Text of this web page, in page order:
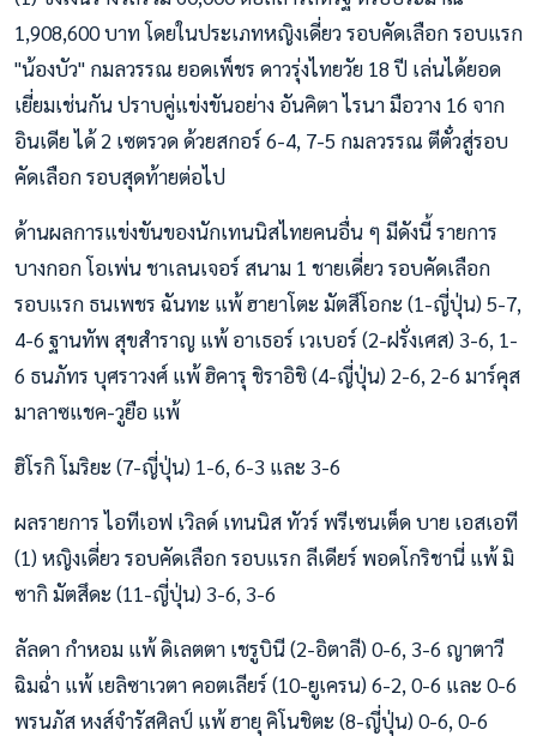
1,908,600 บาท โดยในประเภทหญิงเดี่ยว รอบคัดเลือก รอบแรก
"น้องบัว" กมลวรรณ ยอดเพ็ชร ดาวรุ่งไทยวัย 18 ปี เล่นได้ยอด
เยี่ยมเช่นกัน ปราบคู่แข่งขันอย่าง อันคิตา ไรนา มือวาง 16 จาก
อินเดีย ได้ 2 เซตรวด ด้วยสกอร์ 6-4, 7-5 กมลวรรณ ตีตั๋วสู่รอบ
คัดเลือก รอบสุดท้ายต่อไป
ด้านผลการแข่งขันของนักเทนนิสไทยคนอื่น ๆ มีดังนี้ รายการ
บางกอก โอเพ่น ชาเลนเจอร์ สนาม 1 ชายเดี่ยว รอบคัดเลือก
รอบแรก ธนเพชร ฉันทะ แพ้ ฮายาโตะ มัตสึโอกะ (1-ญี่ปุ่น) 5-7,
4-6 ฐานทัพ สุขสำราญ แพ้ อาเธอร์ เวเบอร์ (2-ฝรั่งเศส) 3-6, 1-
6 ธนภัทร บุศราวงศ์ แพ้ ฮิคารุ ชิราอิชิ (4-ญี่ปุ่น) 2-6, 2-6 มาร์คุส
มาลาซแชค-วูยือ แพ้
ฮิโรกิ โมริยะ (7-ญี่ปุ่น) 1-6, 6-3 และ 3-6
ผลรายการ ไอทีเอฟ เวิลด์ เทนนิส ทัวร์ พรีเซนเต็ด บาย เอสเอที
(1) หญิงเดี่ยว รอบคัดเลือก รอบแรก ลีเดียร์ พอดโกริชานี่ แพ้ มิ
ซากิ มัตสึดะ (11-ญี่ปุ่น) 3-6, 3-6
ลัลดา กำหอม แพ้ ดิเลตตา เชรูบินี (2-อิตาลี) 0-6, 3-6 ญาตาวี
ฉิมฉ่ำ แพ้ เยลิซาเวตา คอตเลียร์ (10-ยูเครน) 6-2, 0-6 และ 0-6
พรนภัส หงส์จำรัสศิลป์ แพ้ ฮายุ คิโนชิตะ (8-ญี่ปุ่น) 0-6, 0-6